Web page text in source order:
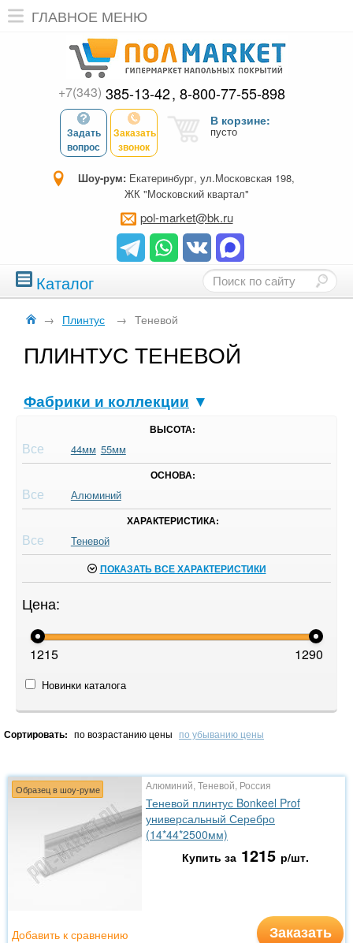
ГЛАВНОЕ МЕНЮ
+7(343) 385-13-42 8-800-77-55-898
Задать
вопрос
Заказать
звонок
В корзине:
пусто
Шоу-рум: Екатеринбург, ул.Московская 198,
ЖК "Московский квартал"
pol-market@bk.ru
Каталог
→ Плинтус → Теневой
ПЛИНТУС ТЕНЕВОЙ
Фабрики и коллекции ▼
ВЫСОТА:
Все 44мм 55мм
ОСНОВА:
Все Алюминий
ХАРАКТЕРИСТИКА:
Все Теневой
ПОКАЗАТЬ ВСЕ ХАРАКТЕРИСТИКИ
Цена:
1215 1290
Новинки каталога
Сортировать: по возрастанию цены по убыванию цены
Образец в шоу-руме Алюминий, Теневой, Россия
Теневой плинтус Bonkeel Prof
универсальный Серебро
(14*44*2500мм)
Купить за 1215 р/шт.
Заказать
Добавить к сравнению